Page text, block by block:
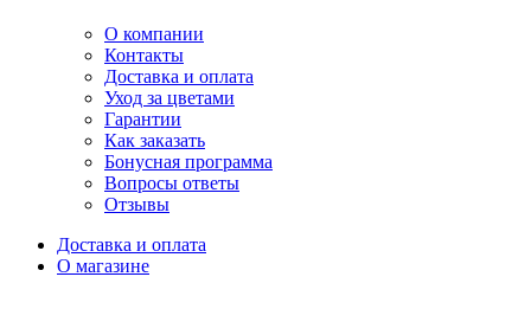
О компании
Контакты
Доставка и оплата
Уход за цветами
Гарантии
Как заказать
Бонусная программа
Вопросы ответы
Отзывы
Доставка и оплата
О магазине